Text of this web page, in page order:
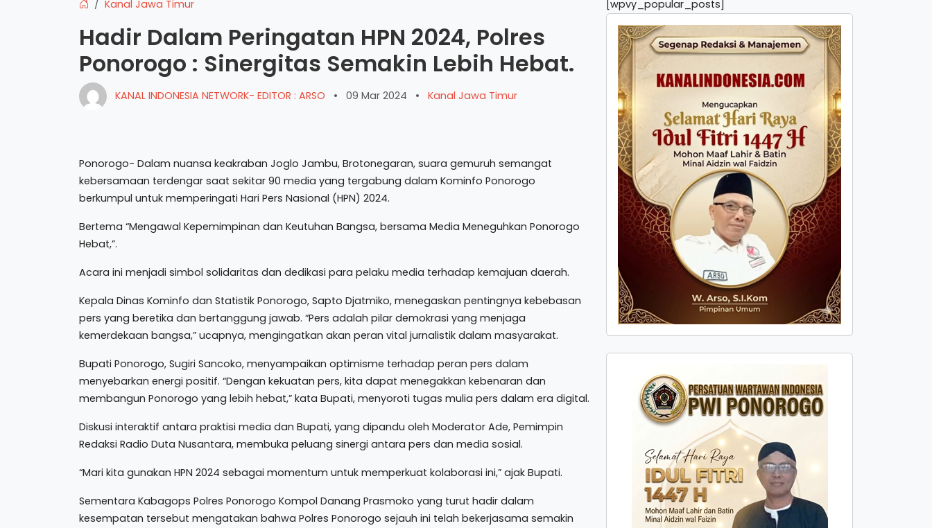
Kanal Jawa Timur
Hadir Dalam Peringatan HPN 2024, Polres
Ponorogo : Sinergitas Semakin Lebih Hebat.
KANAL INDONESIA NETWORK- EDITOR : ARSO • 09 Mar 2024 • Kanal Jawa Timur
Ponorogo- Dalam nuansa keakraban Joglo Jambu, Brotonegaran, suara gemuruh semangat
kebersamaan terdengar saat sekitar 90 media yang tergabung dalam Kominfo Ponorogo
berkumpul untuk memperingati Hari Pers Nasional (HPN) 2024.
Bertema “Mengawal Kepemimpinan dan Keutuhan Bangsa, bersama Media Meneguhkan Ponorogo
Hebat,”.
Acara ini menjadi simbol solidaritas dan dedikasi para pelaku media terhadap kemajuan daerah.
Kepala Dinas Kominfo dan Statistik Ponorogo, Sapto Djatmiko, menegaskan pentingnya kebebasan
pers yang beretika dan bertanggung jawab. “Pers adalah pilar demokrasi yang menjaga
kemerdekaan bangsa,” ucapnya, mengingatkan akan peran vital jurnalistik dalam masyarakat.
Bupati Ponorogo, Sugiri Sancoko, menyampaikan optimisme terhadap peran pers dalam
menyebarkan energi positif. “Dengan kekuatan pers, kita dapat menegakkan kebenaran dan
membangun Ponorogo yang lebih hebat,” kata Bupati, menyoroti tugas mulia pers dalam era digital.
Diskusi interaktif antara praktisi media dan Bupati, yang dipandu oleh Moderator Ade, Pemimpin
Redaksi Radio Duta Nusantara, membuka peluang sinergi antara pers dan media sosial.
“Mari kita gunakan HPN 2024 sebagai momentum untuk memperkuat kolaborasi ini,” ajak Bupati.
Sementara Kabagops Polres Ponorogo Kompol Danang Prasmoko yang turut hadir dalam
kesempatan tersebut mengatakan bahwa Polres Ponorogo sejauh ini telah bekerjasama semakin
[wpvy_popular_posts]